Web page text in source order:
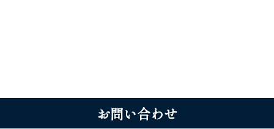
お問 い 合 わ せ